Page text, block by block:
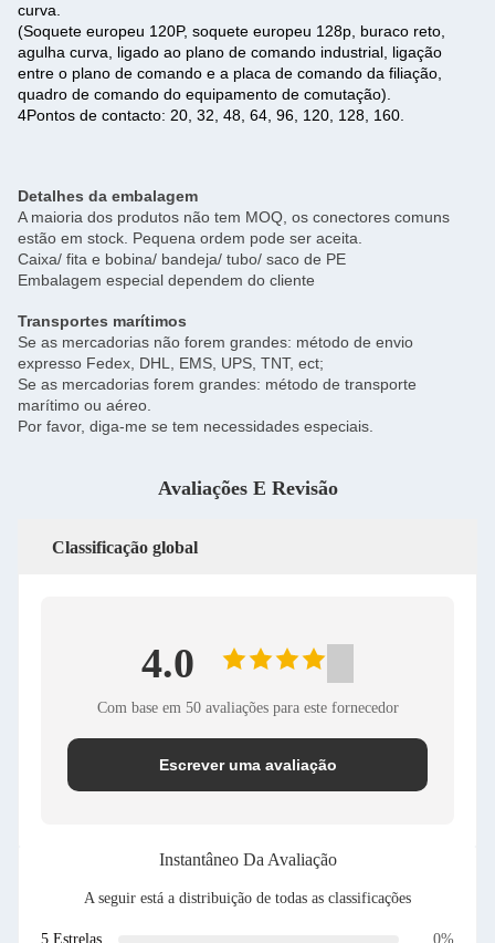
curva.
(Soquete europeu 120P, soquete europeu 128p, buraco reto,
agulha curva, ligado ao plano de comando industrial, ligação
entre o plano de comando e a placa de comando da filiação,
quadro de comando do equipamento de comutação).
4Pontos de contacto: 20, 32, 48, 64, 96, 120, 128, 160.
Detalhes da embalagem
A maioria dos produtos não tem MOQ, os conectores comuns
estão em stock. Pequena ordem pode ser aceita.
Caixa/ fita e bobina/ bandeja/ tubo/ saco de PE
Embalagem especial dependem do cliente
Transportes marítimos
Se as mercadorias não forem grandes: método de envio
expresso Fedex, DHL, EMS, UPS, TNT, ect;
Se as mercadorias forem grandes: método de transporte
marítimo ou aéreo.
Por favor, diga-me se tem necessidades especiais.
Avaliações E Revisão
Classificação global
4.0
Com base em 50 avaliações para este fornecedor
Escrever uma avaliação
Instantâneo Da Avaliação
A seguir está a distribuição de todas as classificações
5 Estrelas 0%